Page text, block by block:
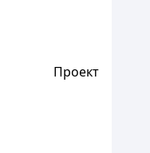
Проект